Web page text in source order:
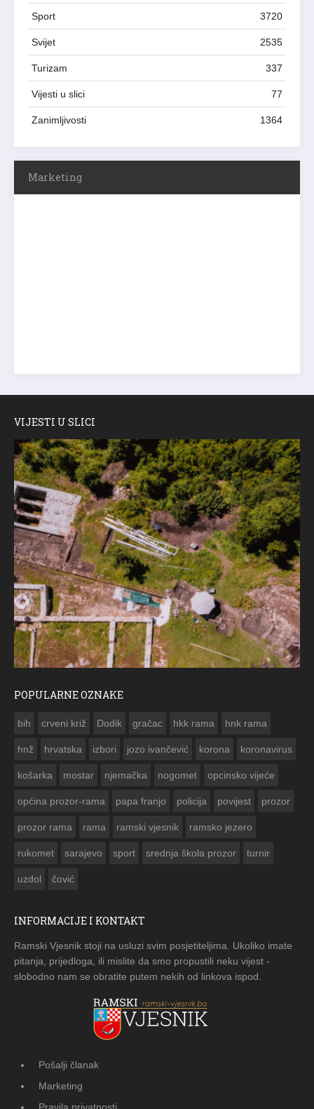
Sport 3720
Svijet 2535
Turizam 337
Vijesti u slici 77
Zanimljivosti 1364
Marketing
VIJESTI U SLICI
POPULARNE OZNAKE
bih crveni križ Dodik gračac hkk rama hnk rama
hnž hrvatska izbori jozo ivančević korona koronavirus
košarka mostar njemačka nogomet opcinsko vijeće
općina prozor-rama papa franjo policija povijest prozor
prozor rama rama ramski vjesnik ramsko jezero
rukomet sarajevo sport srednja škola prozor turnir
uzdol čović
INFORMACIJE I KONTAKT
Ramski Vjesnik stoji na usluzi svim posjetiteljima. Ukoliko imate
pitanja, prijedloga, ili mislite da smo propustili neku vijest -
slobodno nam se obratite putem nekih od linkova ispod.
Pošalji članak
Marketing